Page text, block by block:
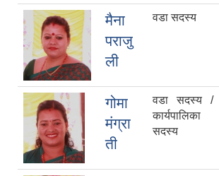
मैना
पराजु
ली
वडा सदस्य
गोमा
मंग्रा
ती
वडा सदस्य /
कार्यपालिका
सदस्य